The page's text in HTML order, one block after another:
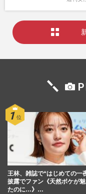
王林、雑誌で“はじめての一
披露でファン《天然ボケが
たのに…》…